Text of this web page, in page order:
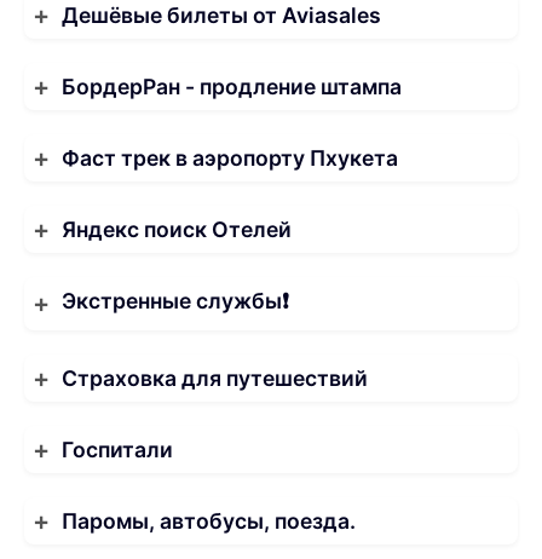
Дешёвые билеты от Aviasales
БордерРан - продление штампа
Фаст трек в аэропорту Пхукета
Яндекс поиск Отелей
Экстренные службы❗️
Страховка для путешествий
Госпитали
Паромы, автобусы, поезда.